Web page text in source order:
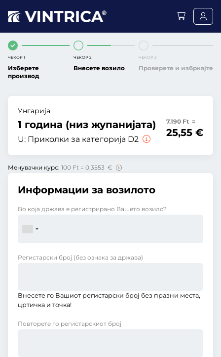
ЧЕКОР 1
Изберете
производ
ЧЕКОР 2
Внесете возило
ЧЕКОР 3
Проверете и избркајте
Унгарија
1 година (низ жупанијата)
U: Приколки за категорија D2
7.190 Ft =
25,55 €
Менувачки курс: 100 Ft = 0,3553 €
Информации за возилото
Во која држава е регистрирано Вашето возило?
Регистарски број (без ознака за држава)
Внесете го Вашиот регистарски број без празни места,
цртичка и точка!
Повторете го регистарскиот број